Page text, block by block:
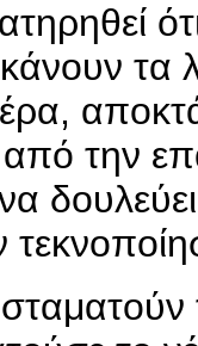
τα
την